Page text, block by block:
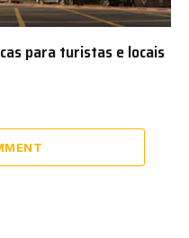
para turistas e locais